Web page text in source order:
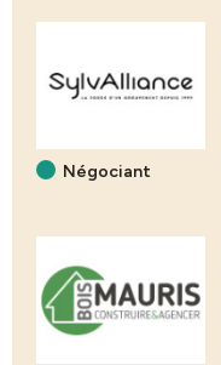
Négociant